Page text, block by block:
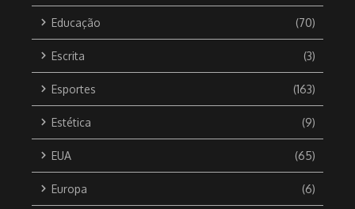
Educação (70)
Escrita (3)
Esportes (163)
Estética (9)
EUA (65)
Europa (6)